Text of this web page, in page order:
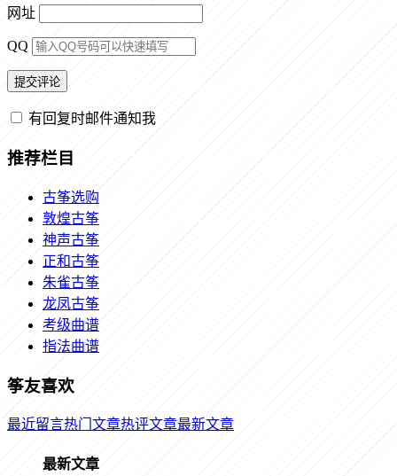
网址
QQ
有回复时邮件通知我
推荐栏目
古筝选购
敦煌古筝
神声古筝
正和古筝
朱雀古筝
龙凤古筝
考级曲谱
指法曲谱
筝友喜欢
最近留言热门文章热评文章最新文章
最新文章